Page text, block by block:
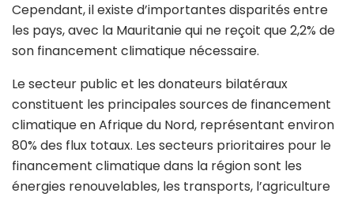
Cependant, il existe d’importantes disparités entre
les pays, avec la Mauritanie qui ne reçoit que 2,2% de
son financement climatique nécessaire.
Le secteur public et les donateurs bilatéraux
constituent les principales sources de financement
climatique en Afrique du Nord, représentant environ
80% des flux totaux. Les secteurs prioritaires pour le
financement climatique dans la région sont les
énergies renouvelables, les transports, l’agriculture